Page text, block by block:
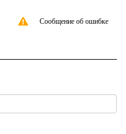
Сообщение об ошибке